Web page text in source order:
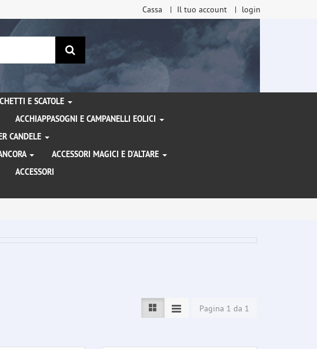
Cassa Il tuo account login
ricerca
E SCATOLE
ACCHIAPPASOGNI E CAMPANELLI EOLICI
CANDELE
ACCESSORI MAGICI E D'ALTARE
ACCESSORI
Pagina 1 da 1